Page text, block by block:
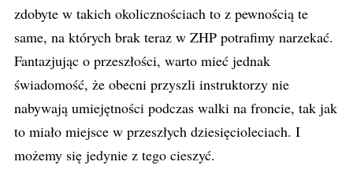
zdobyte w takich okolicznościach to z pewnością te
same, na których brak teraz w ZHP potrafimy narzekać.
Fantazjując o przeszłości, warto mieć jednak
świadomość, że obecni przyszli instruktorzy nie
nabywają umiejętności podczas walki na froncie, tak jak
to miało miejsce w przeszłych dziesięcioleciach. I
możemy się jedynie z tego cieszyć.